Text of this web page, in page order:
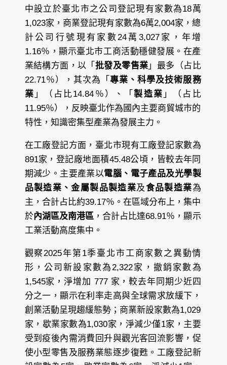
中設立於臺北市之公司登記現有家數為18萬
1,023家，商業登記現有家數為6萬2,004家，總
計公司行號現有家數24萬3,027家，年增
1.16％，顯示臺北市工商活動穩健發展。在產
業結構方面，以「 批發及零售業 」最多（占比
22.71％），其次為「 專業、科學及技術服務
業 」（占比14.84％）、「製造業 」（占比
11.95％），反映臺北作為國內主要商貿城市的
特性，知識密集型產業為發展主力。
在工廠登記方面，臺北市現有工廠登記家數為
891家，登記廠地面積45.48公頃，皆較去年同
期減少。主要產業以電腦、電子產品及光學製
品製造業、金屬製品製造業及食品製造業為
主，合計占比約39.17％。在區域分布上，集中
於內湖區及南港區，合計占比達68.91％，顯示
工業活動高度集中。
觀察2025年第1季臺北市工商家數之異動情
形，公司新設家數為2,322家，撤銷家數為
1,545家，淨增加 777 家，較去年同期少近四
分之一，顯示在利率走高與全球需求放緩下，
創業活動呈現趨緩態勢；商業新設家數為1,029
家，歇業家數為1,030家，淨減少僅1家，主要
受到疫後內需消費回升與觀光客回流影響，促
使小型零售及服務業態逐步復甦。工廠登記新